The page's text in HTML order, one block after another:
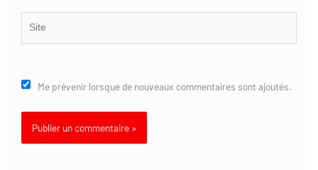
Me prévenir lorsque de nouveaux commentaires sont ajoutés.